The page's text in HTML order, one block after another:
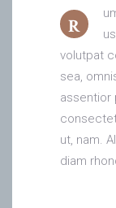
R
volutpat
sea,
assentior
ut, nam.
diam